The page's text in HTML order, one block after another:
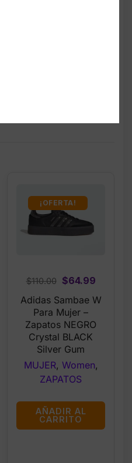
¡OFERTA!
$110.00
Original
price
was:
$110.00.
$64.99Current
price
$64.99.
Adidas Sambae W
Para Mujer –
Zapatos NEGRO
Crystal BLACK
Silver Gum
MUJER, Women,
ZAPATOS
AÑADIR AL
CARRITO